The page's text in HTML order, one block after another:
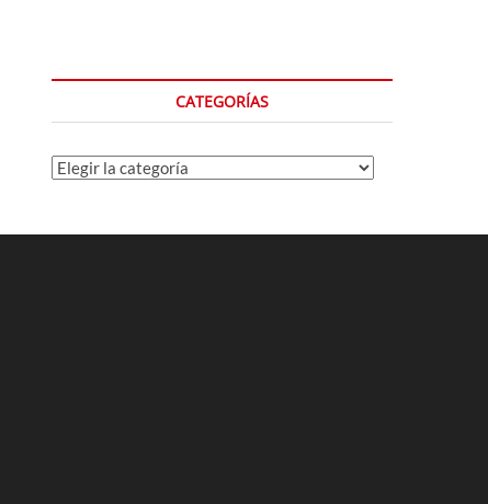
CATEGORÍAS
Categorías